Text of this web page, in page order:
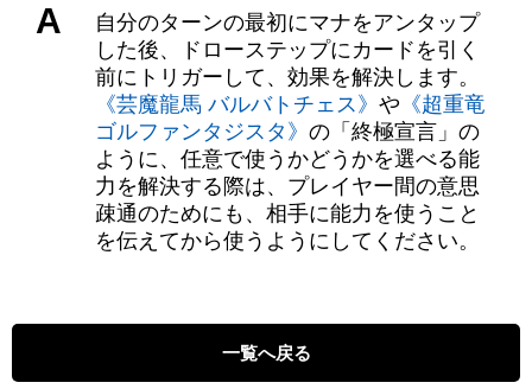
A
自分のターンの最初にマナをアンタップ
した後、ドローステップにカードを引く
前にトリガーして、効果を解決します。
《芸魔龍馬 バルバトチェス》 や 《超重竜
ゴルファンタジスタ》 の「終極宣言」の
ように、任意で使うかどうかを選べる能
力を解決する際は、プレイヤー間の意思
疎通のためにも、相手に能力を使うこと
を伝えてから使うようにしてください。
一覧へ戻る